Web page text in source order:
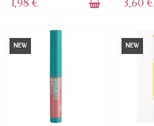
1,98 € 3,60 €
NEW NEW